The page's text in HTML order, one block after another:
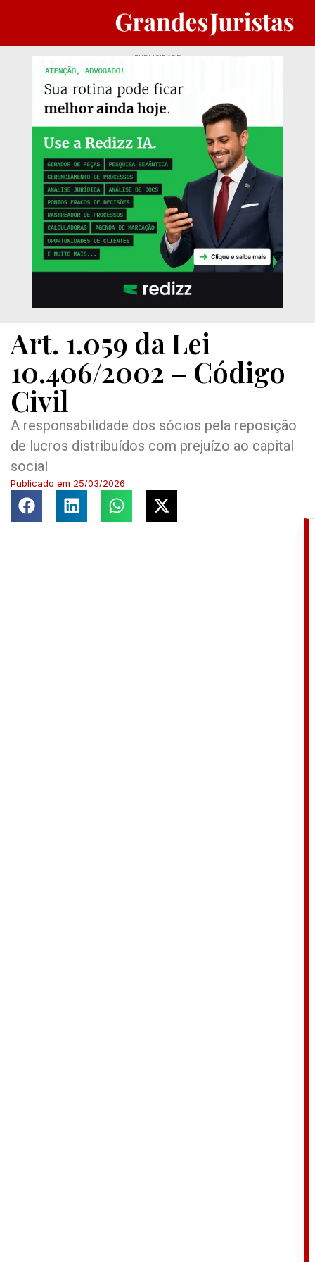
PUBLICIDADE
Art. 1.059 da Lei
10.406/2002 – Código
Civil
A responsabilidade dos sócios pela reposição
de lucros distribuídos com prejuízo ao capital
social
Publicado em 25/03/2026